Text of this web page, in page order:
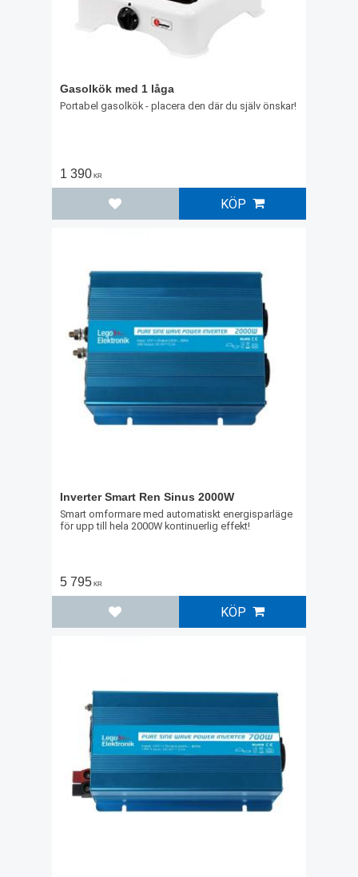
Gasolkök med 1 låga
Portabel gasolkök - placera den där du själv önskar!
1 390KR
Lägg till i favoriter
KÖP
Inverter Smart Ren Sinus 2000W
Smart omformare med automatiskt energisparläge
för upp till hela 2000W kontinuerlig effekt!
5 795KR
Lägg till i favoriter
KÖP